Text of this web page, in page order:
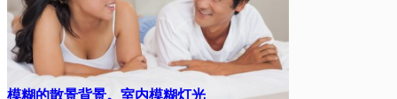
模糊的散景背景。室内模糊灯光